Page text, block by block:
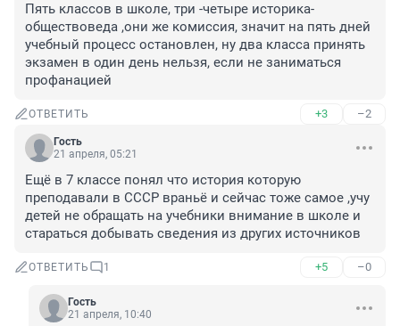
Пять классов в школе, три -четыре историка-
обществоведа ,они же комиссия, значит на пять дней
учебный процесс остановлен, ну два класса принять
экзамен в один день нельзя, если не заниматься
профанацией
ОТВЕТИТЬ +3 –2
Гость
21 апреля, 05:21
Ещё в 7 классе понял что история которую
преподавали в СССР враньё и сейчас тоже самое ,учу
детей не обращать на учебники внимание в школе и
стараться добывать сведения из других источников
ОТВЕТИТЬ 1 +5 –0
Гость
21 апреля, 10:40